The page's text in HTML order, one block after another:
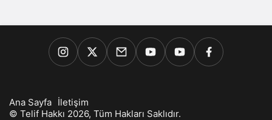
Ana Sayfa İletişim
© Telif Hakkı 2026, Tüm Hakları Saklıdır.